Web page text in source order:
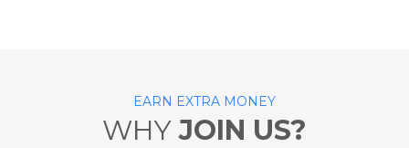
EARN EXTRA MONEY
WHYJOIN US?